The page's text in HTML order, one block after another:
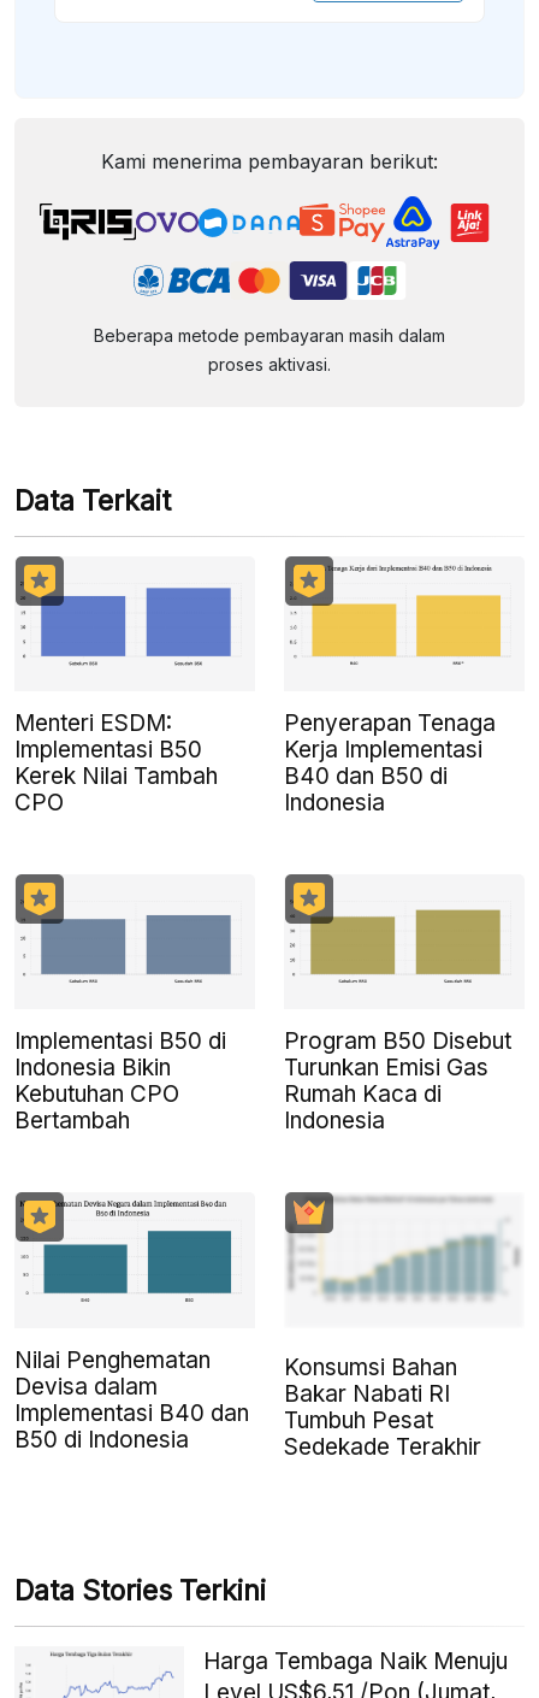
Kami menerima pembayaran berikut:
Beberapa metode pembayaran masih dalam
proses aktivasi.
Data Terkait
Menteri ESDM:
Implementasi B50
Kerek Nilai Tambah
CPO
Penyerapan Tenaga
Kerja Implementasi
B40 dan B50 di
Indonesia
Implementasi B50 di
Indonesia Bikin
Kebutuhan CPO
Bertambah
Program B50 Disebut
Turunkan Emisi Gas
Rumah Kaca di
Indonesia
Nilai Penghematan
Devisa dalam
Implementasi B40 dan
B50 di Indonesia
Konsumsi Bahan
Bakar Nabati RI
Tumbuh Pesat
Sedekade Terakhir
Data Stories Terkini
Harga Tembaga Naik Menuju
Level US$6,51 /Pon (Jumat,